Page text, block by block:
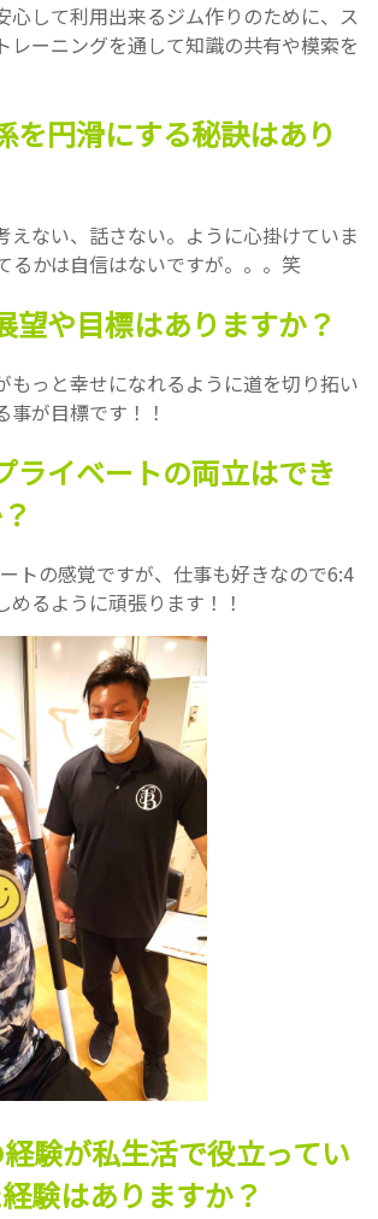
心して利用出来るジム作りのために、ス
レーニングを通して知識の共有や模索を
を円滑にする秘訣はあり
えない、話さない。ように心掛けていま
るかは自信はないですが。。。笑
望や目標はありますか？
もっと幸せになれるように道を切り拓い
事が目標です！！
ライベートの両立はでき
トの感覚ですが、仕事も好きなので6:4
めるように頑張ります！！
験が私生活で役立ってい
験はありますか？